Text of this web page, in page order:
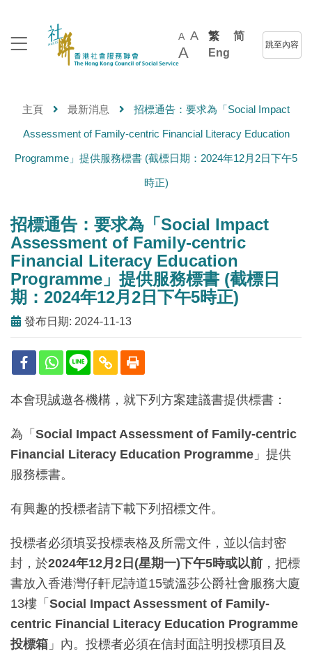
A A
A
繁
简
Eng
跳至內容
主頁 最新消息 招標通告：要求為「Social Impact
Assessment of Family-centric Financial Literacy Education
Programme」提供服務標書 (截標日期：2024年12月2日下午5
時正)
招標通告：要求為「Social Impact
Assessment of Family-centric
Financial Literacy Education
Programme」提供服務標書 (截標日
期：2024年12月2日下午5時正)
發布日期: 2024-11-13
本會現誠邀各機構，就下列方案建議書提供標書：
為「 Social Impact Assessment of Family-centric
Financial Literacy Education Programme 」提供
服務標書。
有興趣的投標者請下載下列招標文件。
投標者必須填妥投標表格及所需文件，並以信封密
封，於2024年12月2日(星期一)下午5時或以前 ，把標
書放入香港灣仔軒尼詩道15號溫莎公爵社會服務大廈
13樓「 Social Impact Assessment of Family-
centric Financial Literacy Education Programme
投標箱 」內。投標者必須在信封面註明投標項目及